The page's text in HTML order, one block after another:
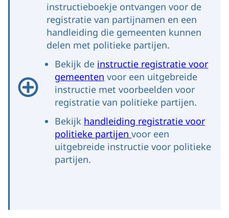
instructieboekje ontvangen voor de
registratie van partijnamen en een
handleiding die gemeenten kunnen
delen met politieke partijen.
Bekijk de instructie registratie voor
gemeenten voor een uitgebreide
instructie met voorbeelden voor
registratie van politieke partijen.
Bekijk handleiding registratie voor
politieke partijen voor een
uitgebreide instructie voor politieke
partijen.